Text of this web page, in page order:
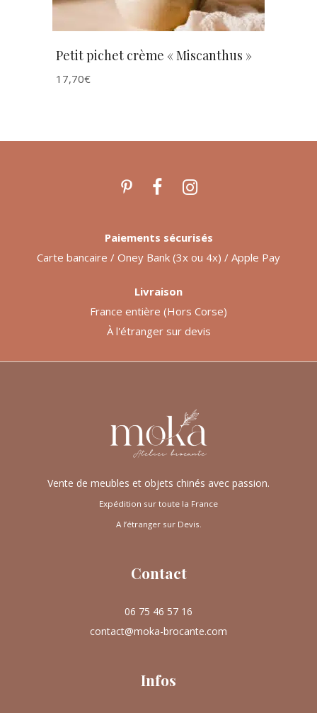
Petit pichet crème « Miscanthus »
17,70€
Vente de meubles et objets chinés avec passion.
Expédition sur toute la France
A l’étranger sur Devis.
Contact
06 75 46 57 16
contact@moka-brocante.com
Infos
Paiements sécurisés
Carte bancaire / Oney Bank (3x ou 4x) / Apple Pay
Livraison
France entière (Hors Corse)
À l'étranger sur devis